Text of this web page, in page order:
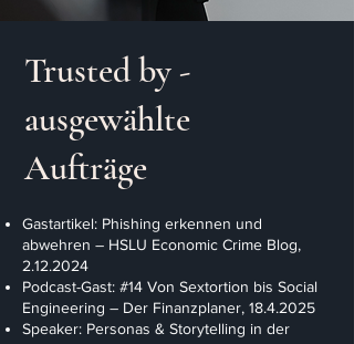
Trusted by -
ausgewählte
Aufträge
Gastartikel: Phishing erkennen und
abwehren – HSLU Economic Crime Blog,
2.12.2024
Podcast-Gast: #14 Von Sextortion bis Social
Engineering – Der Finanzplaner, 18.4.2025
Speaker: Personas & Storytelling in der